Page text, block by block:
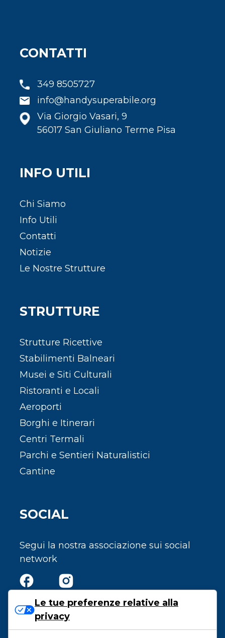
CONTATTI
349 8505727
info@handysuperabile.org
Via Giorgio Vasari, 9
56017 San Giuliano Terme Pisa
INFO UTILI
Chi Siamo
Info Utili
Contatti
Notizie
Le Nostre Strutture
STRUTTURE
Strutture Ricettive
Stabilimenti Balneari
Musei e Siti Culturali
Ristoranti e Locali
Aeroporti
Borghi e Itinerari
Centri Termali
Parchi e Sentieri Naturalistici
Cantine
SOCIAL
Segui la nostra associazione sui social
network
Privacy e Cookie Policy
Le tue preferenze relative alla
privacy